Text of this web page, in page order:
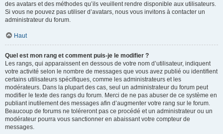
des avatars et des méthodes qu’ils veuillent rendre disponible aux utilisateurs.
Si vous ne pouvez pas utiliser d’avatars, nous vous invitons à contacter un
administrateur du forum.
Haut
Quel est mon rang et comment puis-je le modifier ?
Les rangs, qui apparaissent en dessous de votre nom d’utilisateur, indiquent
votre activité selon le nombre de messages que vous avez publié ou identifient
certains utilisateurs spécifiques, comme les administrateurs et les
modérateurs. Dans la plupart des cas, seul un administrateur du forum peut
modifier le texte des rangs du forum. Merci de ne pas abuser de ce système en
publiant inutilement des messages afin d’augmenter votre rang sur le forum.
Beaucoup de forums ne toléreront pas ce procédé et un administrateur ou un
modérateur pourra vous sanctionner en abaissant votre compteur de
messages.